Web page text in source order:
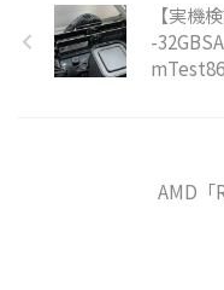
【実機
-
mTest86
AMD「